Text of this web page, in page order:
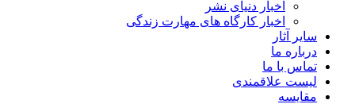
اخبار دنیای نشر
اخبار کارگاه های مهارت زندگی
سایر آثار
درباره ما
تماس با ما
لیست علاقمندی
مقایسه